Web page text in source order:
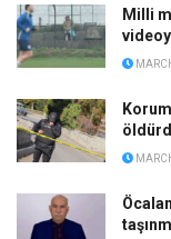
Milli